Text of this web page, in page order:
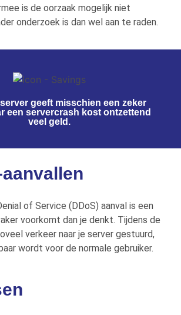
is de oorzaak mogelijk niet
onderzoek is dan wel aan te raden.
geeft misschien een zeker
een servercrash kost ontzettend
veel geld.
of Service (DDoS) aanval is een
voorkomt dan je denkt. Tijdens de
veel verkeer naar je server gestuurd,
wordt voor de normale gebruiker.